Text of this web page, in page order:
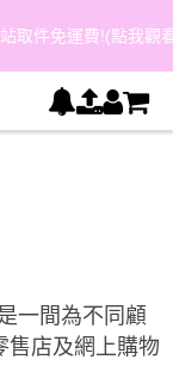
點我觀看條款與細則)
一間為不同顧
售店及網上購物